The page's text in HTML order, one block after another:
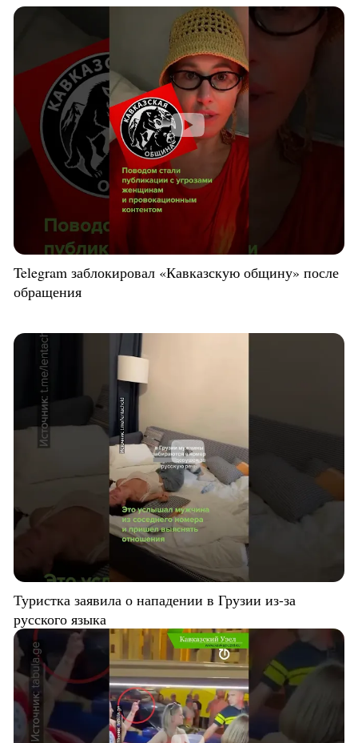
Telegram заблокировал «Кавказскую общину» после
обращения
Туристка заявила о нападении в Грузии из-за
русского языка